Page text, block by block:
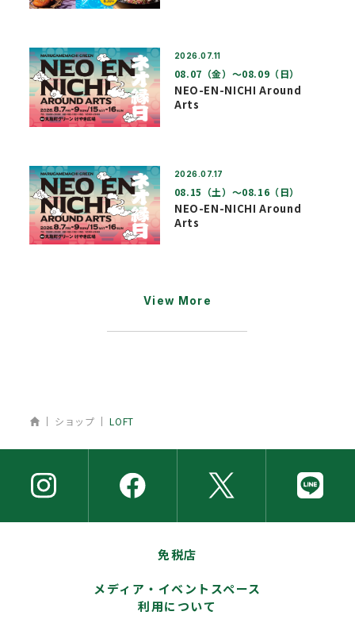
2026.07.11
08.07（金）〜08.09（日）
NEO-EN-NICHI Around
Arts
2026.07.17
08.15（土）〜08.16（日）
NEO-EN-NICHI Around
Arts
View More
ホーム
ショップ LOFT
免税店
メディア・イベントスペース
利用について